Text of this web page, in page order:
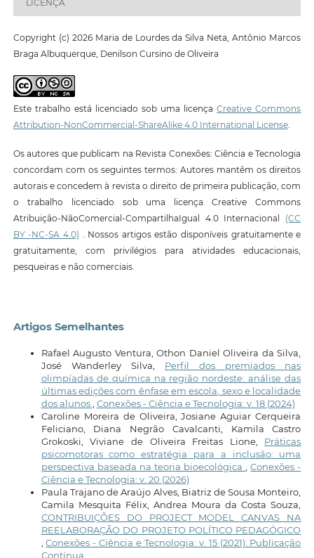
LICENÇA
Copyright (c) 2026 Maria de Lourdes da Silva Neta, Antônio Marcos
Braga Albuquerque, Denilson Cursino de Oliveira
Este trabalho está licenciado sob uma licençaCreative Commons
Attribution-NonCommercial-ShareAlike 4.0 International License.
Os autores que publicam na Revista Conexões: Ciência e Tecnologia
concordam com os seguintes termos: Autores mantêm os direitos
autorais e concedem à revista o direito de primeira publicação, com
o trabalho licenciado sob uma licença Creative Commons
Atribuição-NãoComercial-CompartilhaIgual 4.0 Internacional (CC
BY -NC-SA 4.0) . Nossos artigos estão disponíveis gratuitamente e
gratuitamente, com privilégios para atividades educacionais,
pesqueiras e não comerciais.
Artigos Semelhantes
Rafael Augusto Ventura, Othon Daniel Oliveira da Silva,
José Wanderley Silva, Perfil dos premiados nas
olimpíadas de química na região nordeste: análise das
últimas edições com ênfase em escola, sexo e localidade
dos alunos Conexões - Ciência e Tecnologia: v. 18 (2024)
Caroline Moreira de Oliveira, Josiane Aguiar Cerqueira
Feliciano, Diana Negrão Cavalcanti, Kamila Castro
Grokoski, Viviane de Oliveira Freitas Lione, Práticas
psicomotoras como estratégia para a inclusão: uma
perspectiva baseada na teoria bioecológica
,Conexões -
Ciência e Tecnologia: v. 20 (2026)
Paula Trajano de Araújo Alves, Biatriz de Sousa Monteiro,
Camila Mesquita Félix, Andrea Moura da Costa Souza,
CONTRIBUIÇÕES DO PROJECT MODEL CANVAS NA
REELABORAÇÃO DO PROJETO POLÍTICO PEDAGÓGICO
,Conexões - Ciência e Tecnologia: v. 15 (2021): Publicação
Contínua